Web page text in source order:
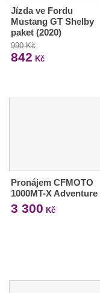
Jízda ve Fordu
Mustang GT Shelby
paket (2020)
990 Kč
842 Kč
Pronájem CFMOTO
1000MT-X Adventure
3 300 Kč